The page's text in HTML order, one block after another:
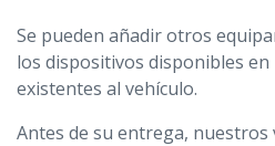
Se pueden añadir otros
los dispositivos disponibles
existentes al vehículo.
Antes de su entrega,